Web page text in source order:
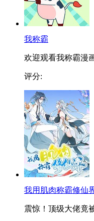
我称霸
欢迎观看我称霸漫
评分:
我用肌肉称霸修仙
震惊！顶级大佬竟